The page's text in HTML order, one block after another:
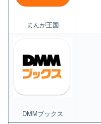
まんが王国
DMMブックス